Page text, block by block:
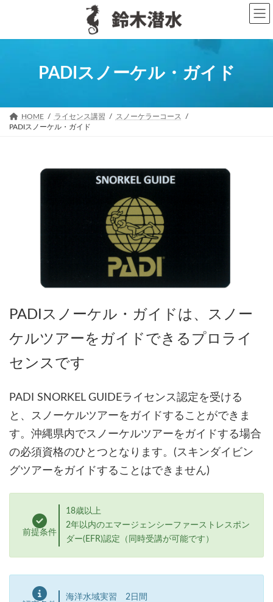
ン
ー
PADIスノーケル・ガイド
HOME ライセンス講習
スノーケラーコース
PADIスノーケル・ガイド
PADIスノーケル・ガイドは、スノー
ケルツアーをガイドできるプロライ
センスです
PADI SNORKEL GUIDEライセンス認定を受ける
と、スノーケルツアーをガイドすることができま
す。沖縄県内でスノーケルツアーをガイドする場合
の必須資格のひとつとなります。(スキンダイビン
グツアーをガイドすることはできません)
前提条件
18歳以上
2年以内のエマージェンシーファーストレスポン
ダー(EFR)認定（同時受講が可能です）
海洋水域実習 2日間